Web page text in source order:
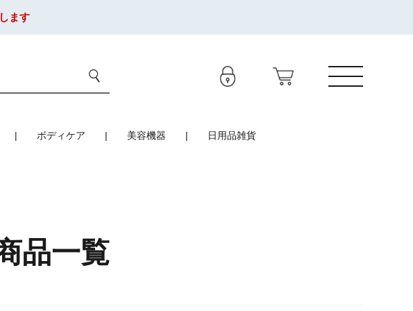
ます
ボディケア 美容機器 日用品雑貨
品一覧